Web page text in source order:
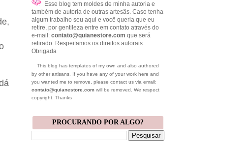
Esse blog tem moldes de minha autoria e
também de autoria de outras artesãs. Caso tenha
algum trabalho seu aqui e você queria que eu
retire, por gentileza entre em contato através do
e-mail: contato@quianestore.com que será
retirado. Respeitamos os direitos autorais.
Obrigada
This blog has templates of my own and also authored
by other artisans. If you have any of your work here and
you wanted me to remove, please contact us via email:
contato@quianestore.com will be removed. We respect
copyright. Thanks
PROCURANDO POR ALGO?